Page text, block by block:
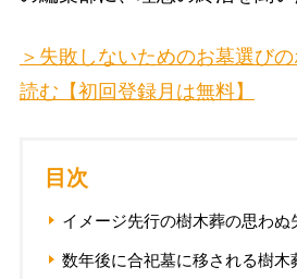
＞失敗しないためのお墓選び
読む【初回登録月は無料】
目次
イメージ先行の樹木葬の思わぬ
数年後に合祀墓に移される樹木